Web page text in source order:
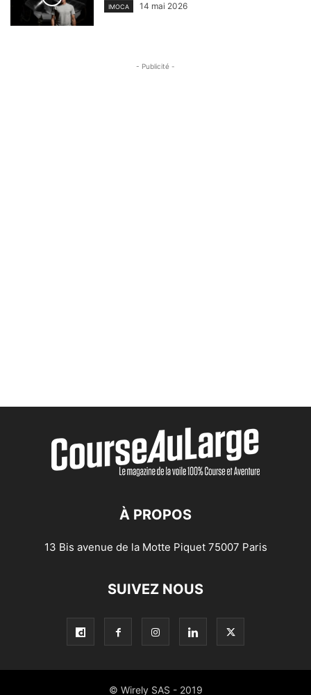
IMOCA 14 mai 2026
- Publicité -
À PROPOS
13 Bis avenue de la Motte Piquet 75007 Paris
SUIVEZ NOUS
© Wirely SAS - 2019